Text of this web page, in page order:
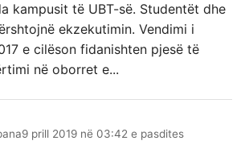
kampusit të UBT-së. Studentët dhe
ekzekutimin. Vendimi i
e cilëson fidanishten pjesë të
në oborret e...
9 prill 2019 në 03:42 e pasdites